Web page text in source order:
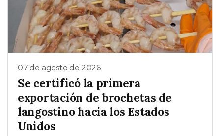
07 de agosto de 2026
Se certificó la primera
exportación de brochetas de
langostino hacia los Estados
Unidos